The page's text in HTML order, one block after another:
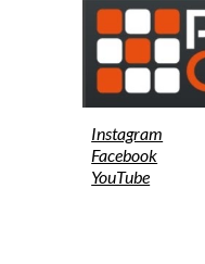
Instagram
Facebook
YouTube